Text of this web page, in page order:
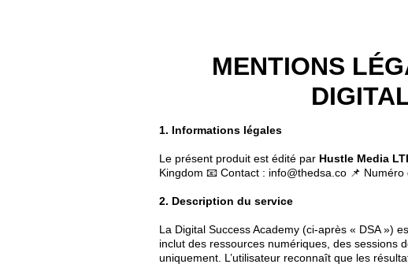
MENTIONS
1. Informations légales
Le présent produit est édité par Hustle Media
Kingdom 📧 Contact : info@thedsa.co 📌
2. Description du service
La Digital Success Academy (ci-après « DSA »)
inclut des ressources numériques, des sessions
uniquement. L’utilisateur reconnaît que les